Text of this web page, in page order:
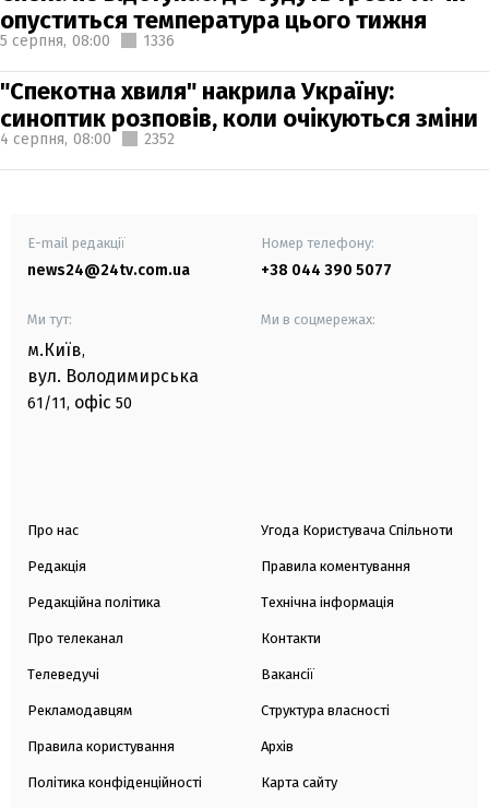
опуститься температура цього тижня
5 серпня, 08:00 1336
"Спекотна хвиля" накрила Україну:
синоптик розповів, коли очікуються зміни
4 серпня, 08:00 2352
E-mail редакції
news24@24tv.com.ua
Номер телефону:
+38 044 390 5077
Ми тут:
м.Київ,
вул. Володимирська
61/11, офіс 50
Ми в соцмережах:
Про нас
Редакція
Редакційна політика
Про телеканал
Телеведучі
Рекламодавцям
Правила користування
Політика конфіденційності
Угода Користувача Спільноти
Правила коментування
Технічна інформація
Контакти
Вакансії
Структура власності
Архів
Карта сайту